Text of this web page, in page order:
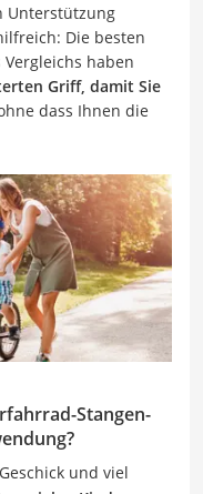
Unterstützung
Die besten
haben
Griff, damit Sie
dass Ihnen die
Stangen-
und viel